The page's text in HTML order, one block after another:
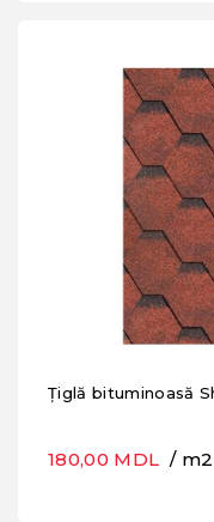
Țiglă bituminoasă
180,00 MDL / m2